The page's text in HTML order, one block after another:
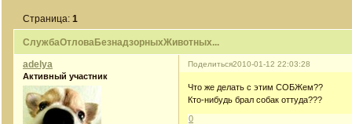
СлужбаОтловаБезнадзорныхЖивотных...
Страница:1
Поделиться2010-01-12 22:03:28
adelya
Активный участник
Что же делать с этим СОБЖем??
Кто-нибудь брал собак оттуда???
0